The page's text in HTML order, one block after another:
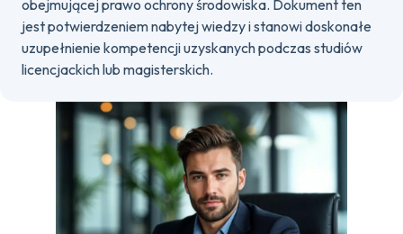
obejmującej prawo ochrony środowiska. Dokument ten
jest potwierdzeniem nabytej wiedzy i stanowi doskonałe
uzupełnienie kompetencji uzyskanych podczas studiów
licencjackich lub magisterskich.